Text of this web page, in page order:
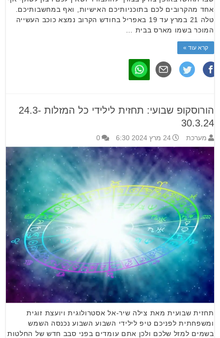
אחד מהקרובים לכם בתוכניותיכם האישיות, ואף במחשבותיכם.
טלה 21 במרץ עד 19 באפריל בחודש הקרוב נמצא כוכב העשייה
המוכר בשמו מארס בבית …
קרא עוד »
הורוסקופ שבועי: תחזית לילידי כל המזלות 24.3-
30.3.24
מערכת 24 מרץ 2024 6:30 0
תחזית שבועית מאת צילה שיר-אל אסטרולוגית ויועצת זוגית
ומשפחתית לפניכם טיפ לילידי השבוע השבוע נכנסה השמש
בשמים למזל שלכם ולכן אתם עומדים בפני סבב חדש של החלטות